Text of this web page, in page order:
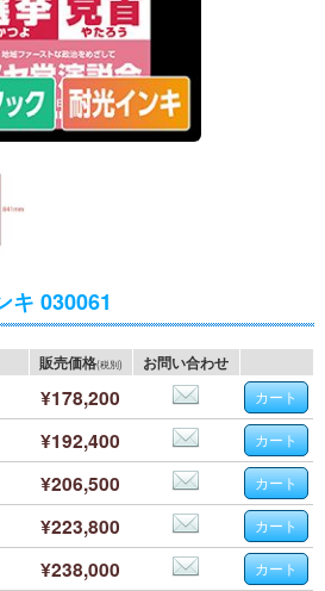
キ 030061
販売価格(税別) お問い合わせ
¥178,200
¥192,400
¥206,500
¥223,800
¥238,000